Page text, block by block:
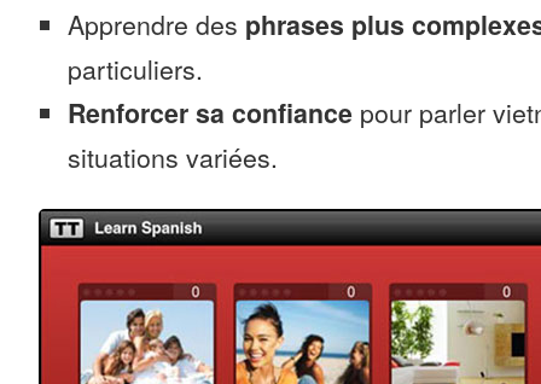
Apprendre des phrases plus
particuliers.
Renforcer sa confiance pour parler
situations variées.